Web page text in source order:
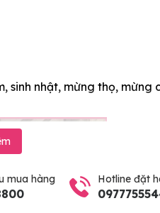
sinh nhật, mừng thọ,
mua hàng Hotline đặt